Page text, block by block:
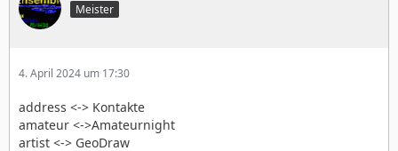
Meister
4. April 2024 um 17:30
address <-> Kontakte
amateur <->Amateurnight
artist <-> GeoDraw